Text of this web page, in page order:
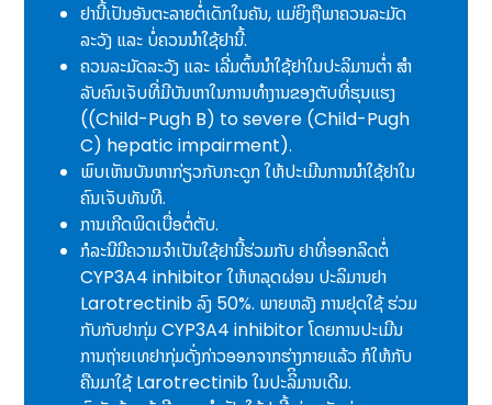
ຢານີ້ເປັນອັນຕະລາຍຕໍ່ເດັກໃນຄັນ, ແມ່ຍິງຖືພາຄວນລະມັດ
ລະວັງ ແລະ ບໍ່ຄວນນໍາໃຊ້ຢານີ້.
ຄວນລະມັດລະວັງ ແລະ ເລີ່ມຕົ້ນນໍາໃຊ້ຢາໃນປະລິມານຕໍ່າ ສໍາ
ລັບຄົນເຈັບທີ່ມີບັນຫາໃນການທຳງານຂອງຕັບທີ່ຮຸນແຮງ
((Child-Pugh B) to severe (Child-Pugh
C) hepatic impairment).
ພົບເຫັນບັນຫາກ່ຽວກັບກະດູກ ໃຫ້ປະເມີນການນໍາໃຊ້ຢາໃນ
ຄົນເຈັບທັນທີ.
ການເກີດພິດເບື່ອຕໍ່ຕັບ.
ກໍລະນີມີຄວາມຈໍາເປັນໃຊ້ຢານີ້ຮ່ວມກັບ ຢາທີ່ອອກລິດຕໍ່
CYP3A4 inhibitor ໃຫ້ຫລຸດຜ່ອນ ປະລິມານຢາ
Larotrectinib ລົງ 50%. ພາຍຫລັງ ການຢຸດໃຊ້ ຮ່ວມ
ກັບກັບຢາກຸ່ມ CYP3A4 inhibitor ໂດຍການປະເມີນ
ການຖ່າຍເທຢາກຸ່ມດັ່ງກ່າວອອກຈາກຮ່າງກາຍແລ້ວ ກໍໃຫ້ກັບ
ຄືນມາໃຊ້ Larotrectinib ໃນປະລິິມານເດີມ.